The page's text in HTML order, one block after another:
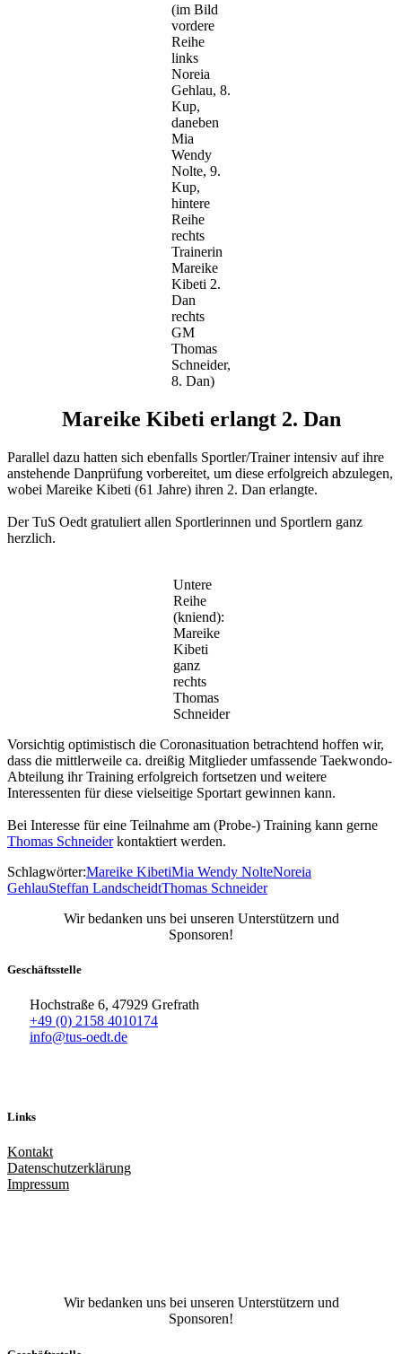
(im Bild
vordere
Reihe
links
Noreia
Gehlau, 8.
Kup,
daneben
Mia
Wendy
Nolte, 9.
Kup,
hintere
Reihe
rechts
Trainerin
Mareike
Kibeti 2.
Dan
rechts
GM
Thomas
Schneider,
8. Dan)
Mareike Kibeti erlangt 2. Dan
Parallel dazu hatten sich ebenfalls Sportler/Trainer intensiv auf ihre
anstehende Danprüfung vorbereitet, um diese erfolgreich abzulegen,
wobei Mareike Kibeti (61 Jahre) ihren 2. Dan erlangte.
Der TuS Oedt gratuliert allen Sportlerinnen und Sportlern ganz
herzlich.
Untere
Reihe
(kniend):
Mareike
Kibeti
ganz
rechts
Thomas
Schneider
Vorsichtig optimistisch die Coronasituation betrachtend hoffen wir,
dass die mittlerweile ca. dreißig Mitglieder umfassende Taekwondo-
Abteilung ihr Training erfolgreich fortsetzen und weitere
Interessenten für diese vielseitige Sportart gewinnen kann.
Bei Interesse für eine Teilnahme am (Probe-) Training kann gerne
Thomas Schneiderkontaktiert werden.
Schlagwörter:Mareike KibetiMia Wendy NolteNoreia
GehlauSteffan LandscheidtThomas Schneider
Wir bedanken uns bei unseren Unterstützern und
Sponsoren!
Geschäftsstelle
Hochstraße 6, 47929 Grefrath
+49 (0) 2158 4010174
info@tus-oedt.de
Links
Kontakt
Datenschutzerklärung
Impressum
Wir bedanken uns bei unseren Unterstützern und
Sponsoren!